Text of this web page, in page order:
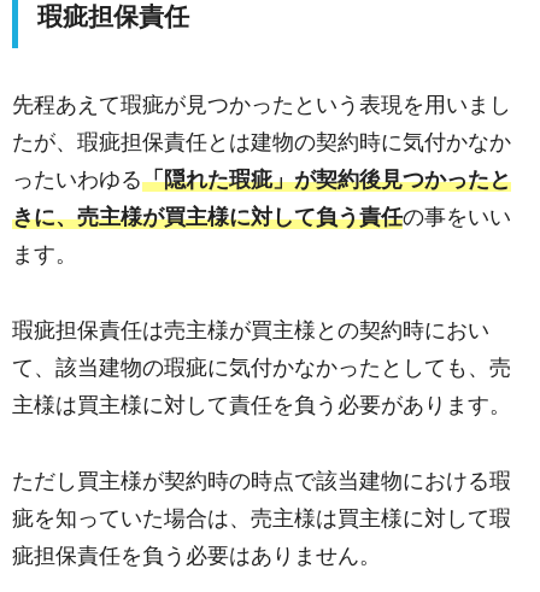
瑕疵担保責任
先程あえて瑕疵が見つかったという表現を用いまし
たが、瑕疵担保責任とは建物の契約時に気付かなか
ったいわゆる「隠れた瑕疵」が契約後見つかったと
きに、売主様が買主様に対して負う責任の事をいい
ます。
瑕疵担保責任は売主様が買主様との契約時におい
て、該当建物の瑕疵に気付かなかったとしても、売
主様は買主様に対して責任を負う必要があります。
ただし買主様が契約時の時点で該当建物における瑕
疵を知っていた場合は、売主様は買主様に対して瑕
疵担保責任を負う必要はありません。